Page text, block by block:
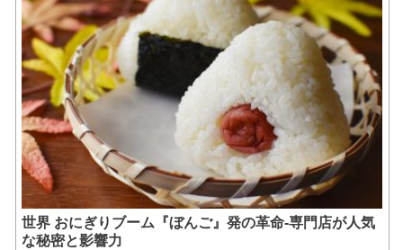
世界 おにぎりブーム『ぼんご』発の革命-専門店が人気
な秘密と影響力